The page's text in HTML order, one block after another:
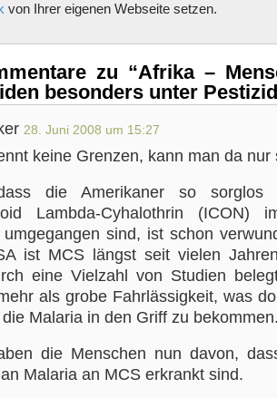
von Ihrer eigenen Webseite setzen.
zu “Afrika –
besonders unter
28. Juni 2008 um 15:27
keine Grenzen, kann man da nur
die Amerikaner so sorglos
Lambda-Cyhalothrin (ICON)
umgegangen sind, ist schon
ist MCS längst seit vielen
eine Vielzahl von Studien
als grobe Fahrlässigkeit, was
Malaria in den Griff zu
die Menschen nun davon,
Malaria an MCS erkrankt sind.